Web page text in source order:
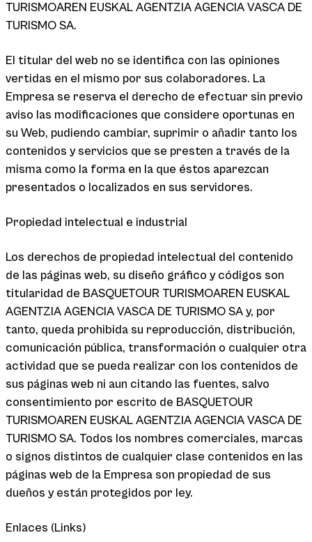
TURISMOAREN EUSKAL AGENTZIA AGENCIA VASCA DE
TURISMO SA.
El titular del web no se identifica con las opiniones
vertidas en el mismo por sus colaboradores. La
Empresa se reserva el derecho de efectuar sin previo
aviso las modificaciones que considere oportunas en
su Web, pudiendo cambiar, suprimir o añadir tanto los
contenidos y servicios que se presten a través de la
misma como la forma en la que éstos aparezcan
presentados o localizados en sus servidores.
Propiedad intelectual e industrial
Los derechos de propiedad intelectual del contenido
de las páginas web, su diseño gráfico y códigos son
titularidad de BASQUETOUR TURISMOAREN EUSKAL
AGENTZIA AGENCIA VASCA DE TURISMO SA y, por
tanto, queda prohibida su reproducción, distribución,
comunicación pública, transformación o cualquier otra
actividad que se pueda realizar con los contenidos de
sus páginas web ni aun citando las fuentes, salvo
consentimiento por escrito de BASQUETOUR
TURISMOAREN EUSKAL AGENTZIA AGENCIA VASCA DE
TURISMO SA. Todos los nombres comerciales, marcas
o signos distintos de cualquier clase contenidos en las
páginas web de la Empresa son propiedad de sus
dueños y están protegidos por ley.
Enlaces (Links)